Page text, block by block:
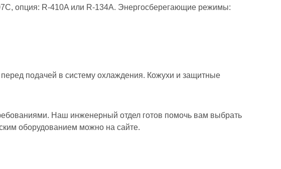
опция: R-410A или R-134A. Энергосберегающие режимы:
подачей в систему охлаждения. Кожухи и защитные
Наш инженерный отдел готов помочь вам выбрать
оборудованием можно на сайте.